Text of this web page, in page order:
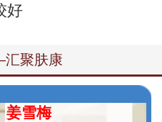
好
聚肤康
姜雪梅